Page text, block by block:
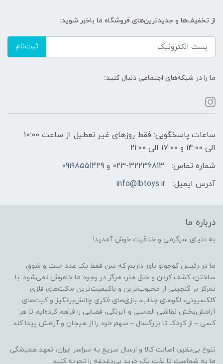
از تخفیف‌ها و جدیدترین‌های فروشگاه ما باخبر شوید:
ثبت‌نام
ما را در شبکه‌های اجتماعی دنبال کنید:
ساعات پاسخگویی: فقط روزهای غیر تعطیل از ساعت 10:00
الی 14:00 و 17:00 الی 21:00
شماره تماس:
023-32236813 و 09198551429
آدرس ایمیل:
info@lbtoys.ir
درباره ما
به دنیای سرگرمی و خلاقیت خوش آمدید!
ما در رئیس کوچولو باور داریم که سن فقط یک عدد است و شوقِ
ساختن، کشف کردن و خلق هنر، هرگز در وجود ما خاموش نمی‌شود. با
تمرکز بر گلچینی از محبوب‌ترین و باکیفیت‌ترین ماکت‌های فلزی
کلکسیونی، لگوهای جذاب، بازی‌های فکری چالش‌برانگیز و کیت‌های
آرامش‌بخش نقاشی الماسی و آبرنگی، فضایی را فراهم کرده‌ایم تا هر
کسی – از کودک تا بزرگسال – سهم خود را از هیجان و آرامش پیدا کند.
تنوع بی‌نظیر، اصالت کالا و ارسال سریع به سراسر ایران، تعهد همیشگی
ما به شماست تا لذت یک خرید بی‌دغدغه را تجربه کنید.